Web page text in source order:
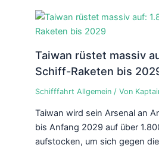
Taiwan rüstet massiv
Schiff-Raketen bis
Schifffahrt Allgemein/ Von
Taiwan wird sein Arsenal an
bis Anfang 2029 auf über
aufstocken, um sich gegen